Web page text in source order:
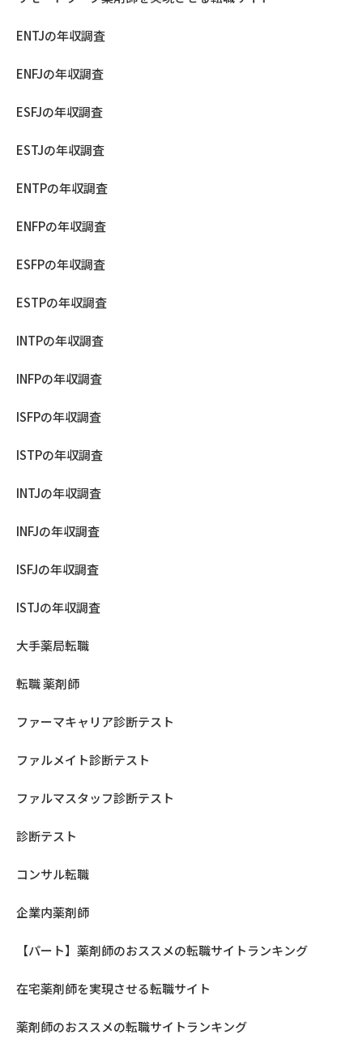
ENTJの年収調査
ENFJの年収調査
ESFJの年収調査
ESTJの年収調査
ENTPの年収調査
ENFPの年収調査
ESFPの年収調査
ESTPの年収調査
INTPの年収調査
INFPの年収調査
ISFPの年収調査
ISTPの年収調査
INTJの年収調査
INFJの年収調査
ISFJの年収調査
ISTJの年収調査
大手薬局転職
転職 薬剤師
ファーマキャリア診断テスト
ファルメイト診断テスト
ファルマスタッフ診断テスト
診断テスト
コンサル転職
企業内薬剤師
【パート】薬剤師のおススメの転職サイトランキング
在宅薬剤師を実現させる転職サイト
薬剤師のおススメの転職サイトランキング